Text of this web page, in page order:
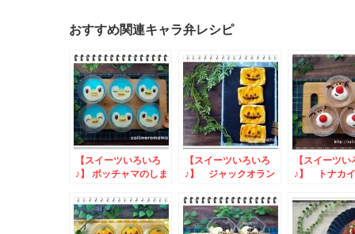
おすすめ関連キャラ弁レシピ
【スイーツいろいろ
♪】 ポッチャマのしま
【スイーツいろいろ
♪】 ジャックオラン
【スイーツ
♪】 トナカ